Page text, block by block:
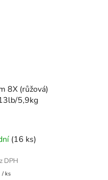
8X (růžová)
5,9kg
(16 ks)
DPH
/ ks